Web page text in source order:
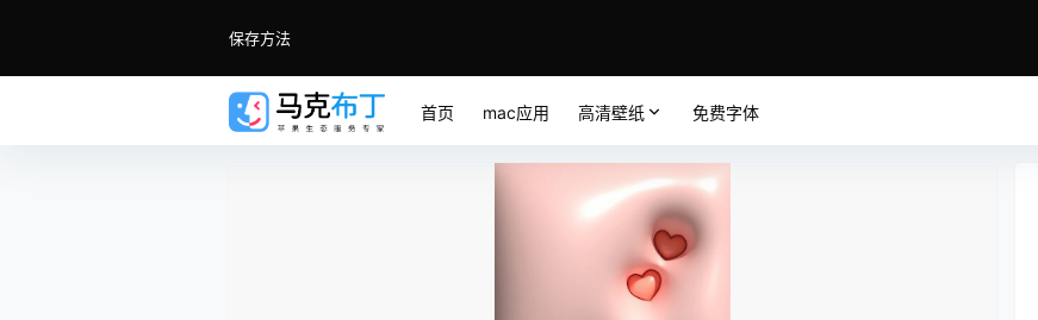
保存方法
首页 mac应用 高清壁纸 免费字体